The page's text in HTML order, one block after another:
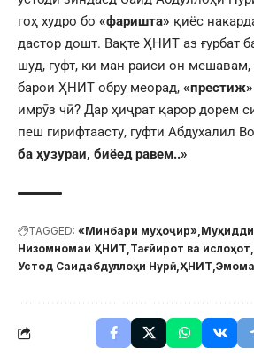
гоҳ худро бо «фаришта» қиёс
дастор дошт. Вақте ҲНИТ аз ғурбат
шуд, гуфт, ки ман раиси он мешавам,
барои ҲНИТ обру меорад, «престиж»
имрӯз чӣ? Дар ҳиҷрат қарор дорем
пеш гирифтаасту, гуфти Абдухалил
ба ҳузураи, биёед равем..»
TAGGED: «Минбари муҳоҷир»
Низомномаи ҲНИТ Тағйирот ва ислоҳот
Устод Саидабдуллоҳи Нурӣ ҲНИТ